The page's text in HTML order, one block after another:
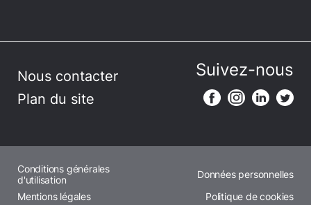
Nous contacter
Plan du site
Suivez-nous
Conditions générales
d'utilisation
Données personnelles
Mentions légales
Politique de cookies